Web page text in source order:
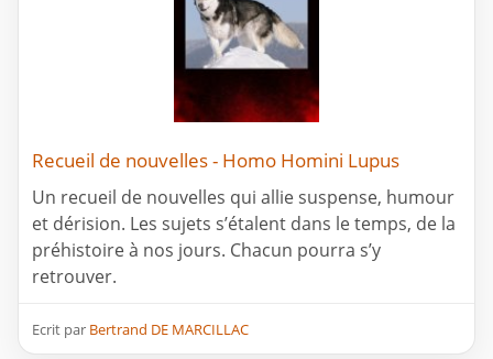
Recueil de nouvelles - Homo Homini Lupus
Un recueil de nouvelles qui allie suspense, humour
et dérision. Les sujets s’étalent dans le temps, de la
préhistoire à nos jours. Chacun pourra s’y
retrouver.
Ecrit par Bertrand DE MARCILLAC